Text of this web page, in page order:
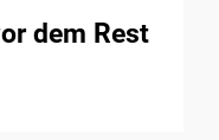
dem Rest